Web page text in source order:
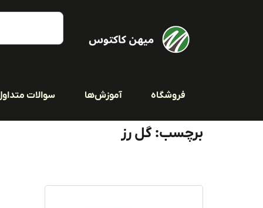
فروشگاه آموزش‌ها سوالات
برچسب: گل رز